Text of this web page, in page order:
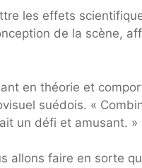
les effets
de la scène,
en théorie et
suédois. «
un défi et amusant. »
allons faire en sorte